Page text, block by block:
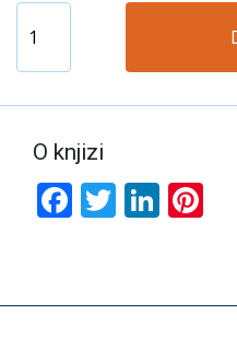
O knjizi
Facebook
Twitter